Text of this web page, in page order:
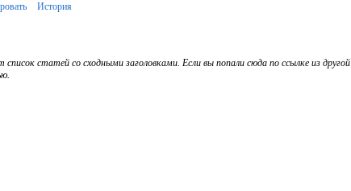
История
статей со сходными заголовками. Если вы попали сюда по ссылке из